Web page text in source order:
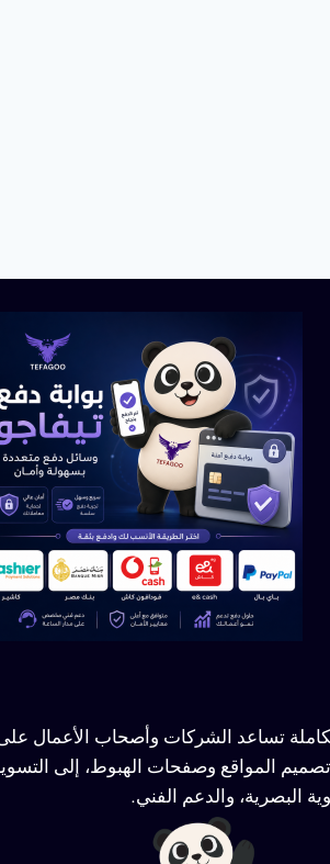
تساعد الشركات وأصحاب الأعمال
المواقع وصفحات الهبوط، إلى
البصرية، والدعم الفني.